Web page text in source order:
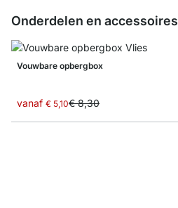
Onderdelen en accessoires
Vouwbare opbergbox
vanaf € 5,10€ 8,30